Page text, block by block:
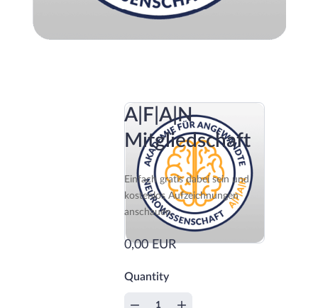
A|F|A|N
Mitgliedschaft
Einfach gratis dabei sein und
kostenlos Aufzeichnungen
anschauen.
0,00 EUR
Quantity